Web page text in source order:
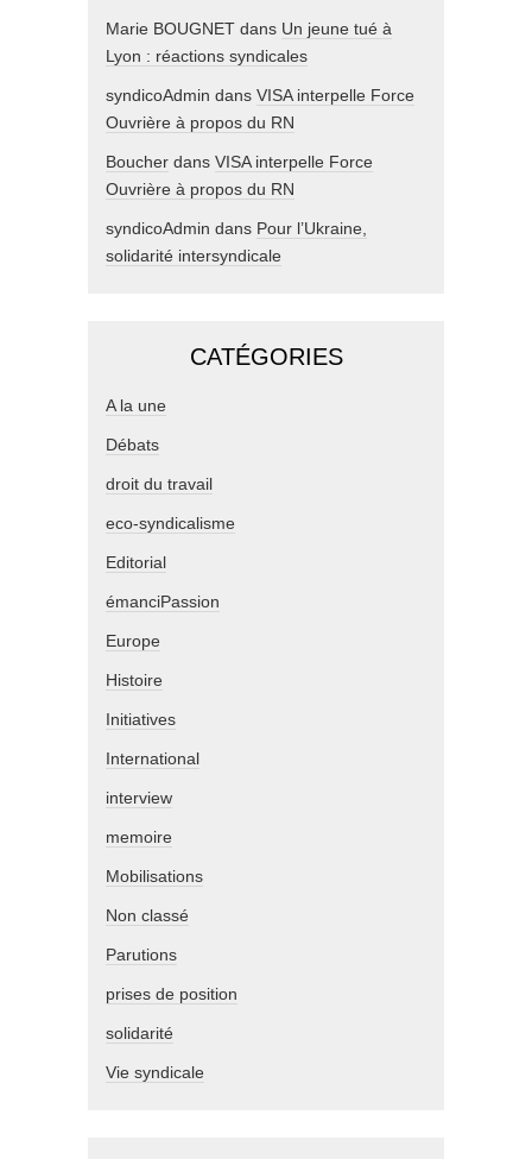
Marie BOUGNET dans Un jeune tué à
Lyon : réactions syndicales
syndicoAdmin dans VISA interpelle Force
Ouvrière à propos du RN
Boucher dans VISA interpelle Force
Ouvrière à propos du RN
syndicoAdmin dans Pour l’Ukraine,
solidarité intersyndicale
CATÉGORIES
A la une
Débats
droit du travail
eco-syndicalisme
Editorial
émanciPassion
Europe
Histoire
Initiatives
International
interview
memoire
Mobilisations
Non classé
Parutions
prises de position
solidarité
Vie syndicale